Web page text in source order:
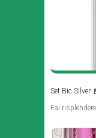
Set Bic
Fai